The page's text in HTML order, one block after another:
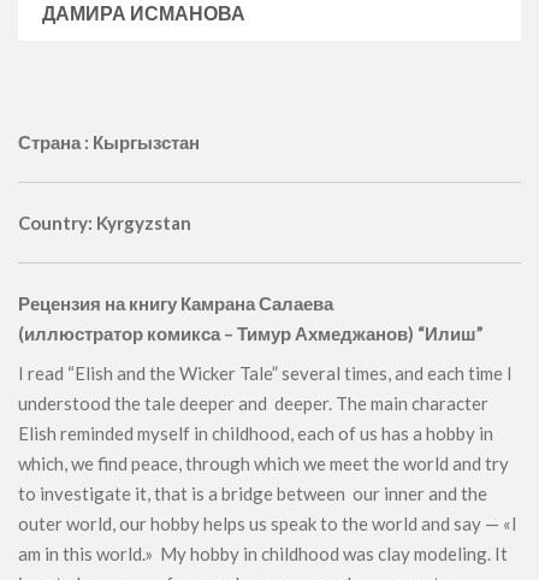
ДАМИРА ИСМАНОВА
Страна : Кыргызстан
Country: Kyrgyzstan
Рецензия на книгу Камрана Салаева
(иллюстратор комикса – Тимур Ахмеджанов) “Илиш”
I read “Elish and the Wicker Tale” several times, and each time I
understood the tale deeper and deeper. The main character
Elish reminded myself in childhood, each of us has a hobby in
which, we find peace, through which we meet the world and try
to investigate it, that is a bridge between our inner and the
outer world, our hobby helps us speak to the world and say — «I
am in this world.» My hobby in childhood was clay modeling. It